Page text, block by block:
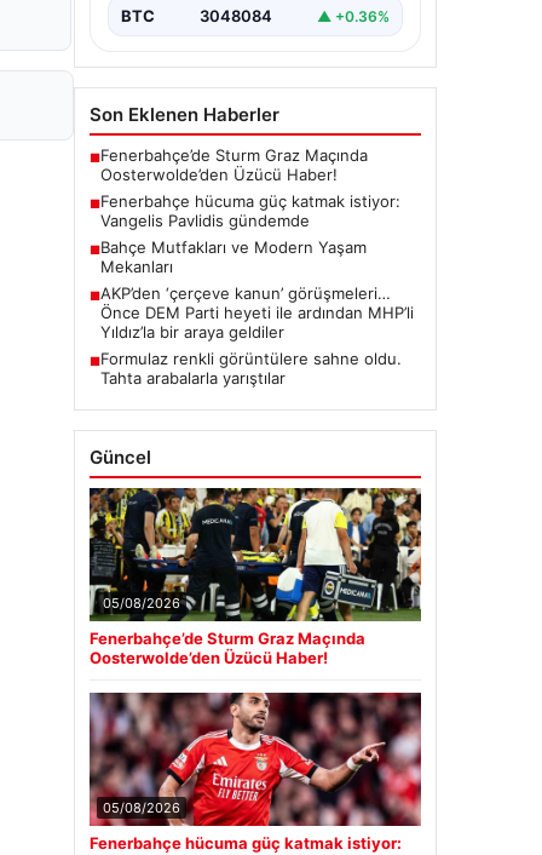
BTC 3048084 ▲ +0.36%
Son Eklenen Haberler
■Fenerbahçe’de Sturm Graz Maçında
Oosterwolde’den Üzücü Haber!
■Fenerbahçe hücuma güç katmak istiyor:
Vangelis Pavlidis gündemde
■Bahçe Mutfakları ve Modern Yaşam
Mekanları
■AKP’den ‘çerçeve kanun’ görüşmeleri…
Önce DEM Parti heyeti ile ardından MHP’li
Yıldız’la bir araya geldiler
■Formulaz renkli görüntülere sahne oldu.
Tahta arabalarla yarıştılar
Güncel
05/08/2026
Fenerbahçe’de Sturm Graz Maçında
Oosterwolde’den Üzücü Haber!
05/08/2026
Fenerbahçe hücuma güç katmak istiyor: